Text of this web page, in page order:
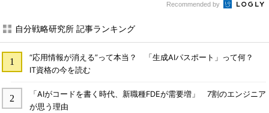
Recommended by
自分戦略研究所 記事ランキング
“応用情報が消える”って本当？ 「生成AIパスポート」って何？
IT資格の今を読む
「AIがコードを書く時代、新職種FDEが需要増」 7割のエンジニア
が思う理由